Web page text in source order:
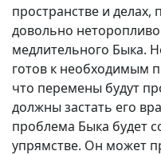
пространстве и делах,
довольно
медлительного Быка.
готов к необходимым
что перемены будут
должны застать его
проблема Быка будет
упрямстве. Он может